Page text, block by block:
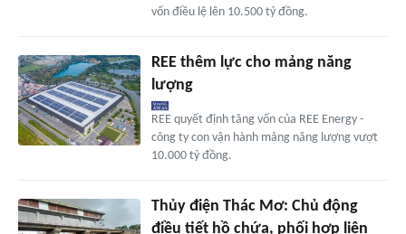
vốn điều lệ lên 10.500 tỷ đồng.
REE thêm lực cho mảng năng
lượng
REE quyết định tăng vốn của REE Energy -
công ty con vận hành mảng năng lượng vượt
10.000 tỷ đồng.
Thủy điện Thác Mơ: Chủ động
điều tiết hồ chứa, phối hợp liên